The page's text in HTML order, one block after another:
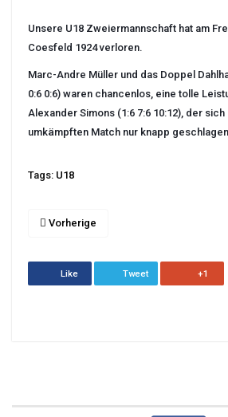
Unsere U18 Zweiermannschaft hat am
Coesfeld 1924 verloren.
Marc-Andre Müller und das Doppel
0:6 0:6) waren chancenlos, eine tolle
Alexander Simons (1:6 7:6 10:12), der
umkämpften Match nur knapp
Tags: U18
Vorherige
Like Tweet +1